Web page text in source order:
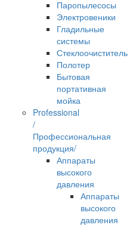
Паропылесосы
Электровеники
Гладильные
системы
Стеклоочиститель
Полотер
Бытовая
портативная
мойка
Professional
/
Профессиональная
продукция/
Аппараты
высокого
давления
Аппараты
высокого
давления